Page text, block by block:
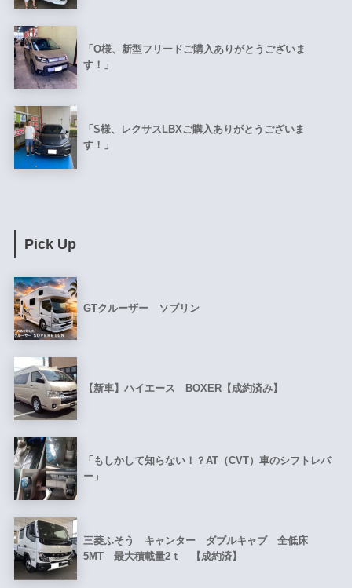
「O様、新型フリードご購入ありがとうございま
す！」
「S様、レクサスLBXご購入ありがとうございま
す！」
Pick Up
GTクルーザー ソブリン
【新車】ハイエース BOXER【成約済み】
「もしかして知らない！？AT（CVT）車のシフトレバ
ー」
三菱ふそう キャンター ダブルキャブ 全低床
5MT 最大積載量2ｔ 【成約済】